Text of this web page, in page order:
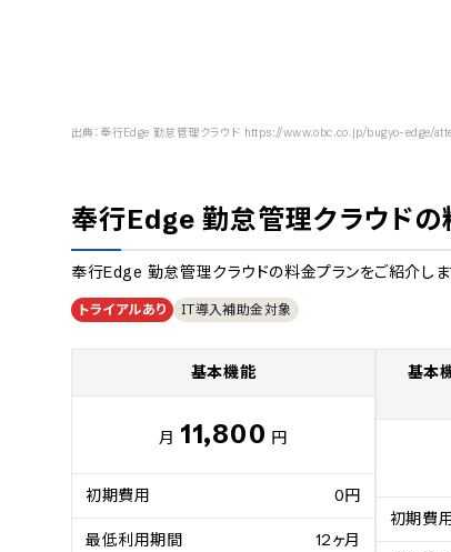
出典： 奉行Edge 勤怠管理クラウド https://www.obc.co.jp/bugyo-edge/
奉行Edge 勤怠管理クラウドの
奉行Edge 勤怠管理クラウドの料金プランをご紹介しま
トライアルあり IT導入補助金対象
基本機能
月 11,800 円
初期費用 0円
最低利用期間 12ヶ月
基本
初期費